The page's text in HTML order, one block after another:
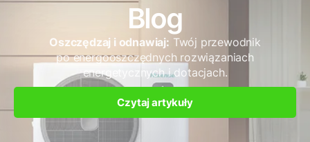
Blog
Oszczędzaj i odnawiaj: Twój przewodnik
po energooszczędnych rozwiązaniach
energetycznych i dotacjach.
Czytaj artykuły